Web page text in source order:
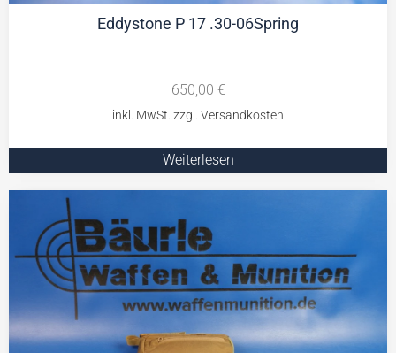
Eddystone P 17 .30-06Spring
650,00 €
Weiterlesen